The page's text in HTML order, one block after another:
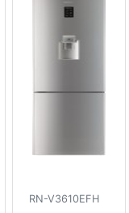
RN-V3610EFH